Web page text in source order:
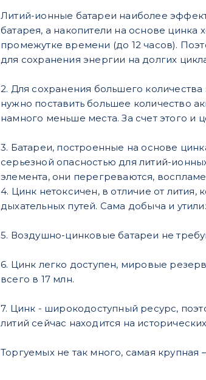
Литий-ионные батареи наиболее
батарея, а накопители на основе цинка
промежутке времени (до 12 часов).
для сохранения энергии на долгих
2. Для сохранения большего
нужно поставить большее количество
намного меньше места. За счет этого и
3. Батареи, построенные на основе
серьезной опасностью для литий-
элемента, они перегреваются,
4. Цинк нетоксичен, в отличие от
дыхательных путей. Сама добыча и
5. Воздушно-цинковые батареи не
6. Цинк легко доступен, мировые
всего в 17 млн.
7. Цинк - широкодоступный ресурс,
литий сейчас находится на
Торгуемых не так много, самая крупная